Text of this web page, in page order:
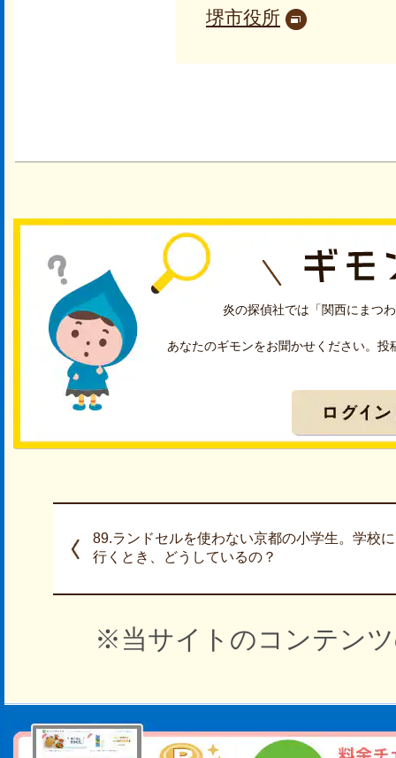
堺市役所
炎の探偵社では「関西にまつ
あなたのギモンをお聞かせください。
89.ランドセルを使わない京都の小学生。学校に
行くとき、どうしているの？
※当サイトのコンテン